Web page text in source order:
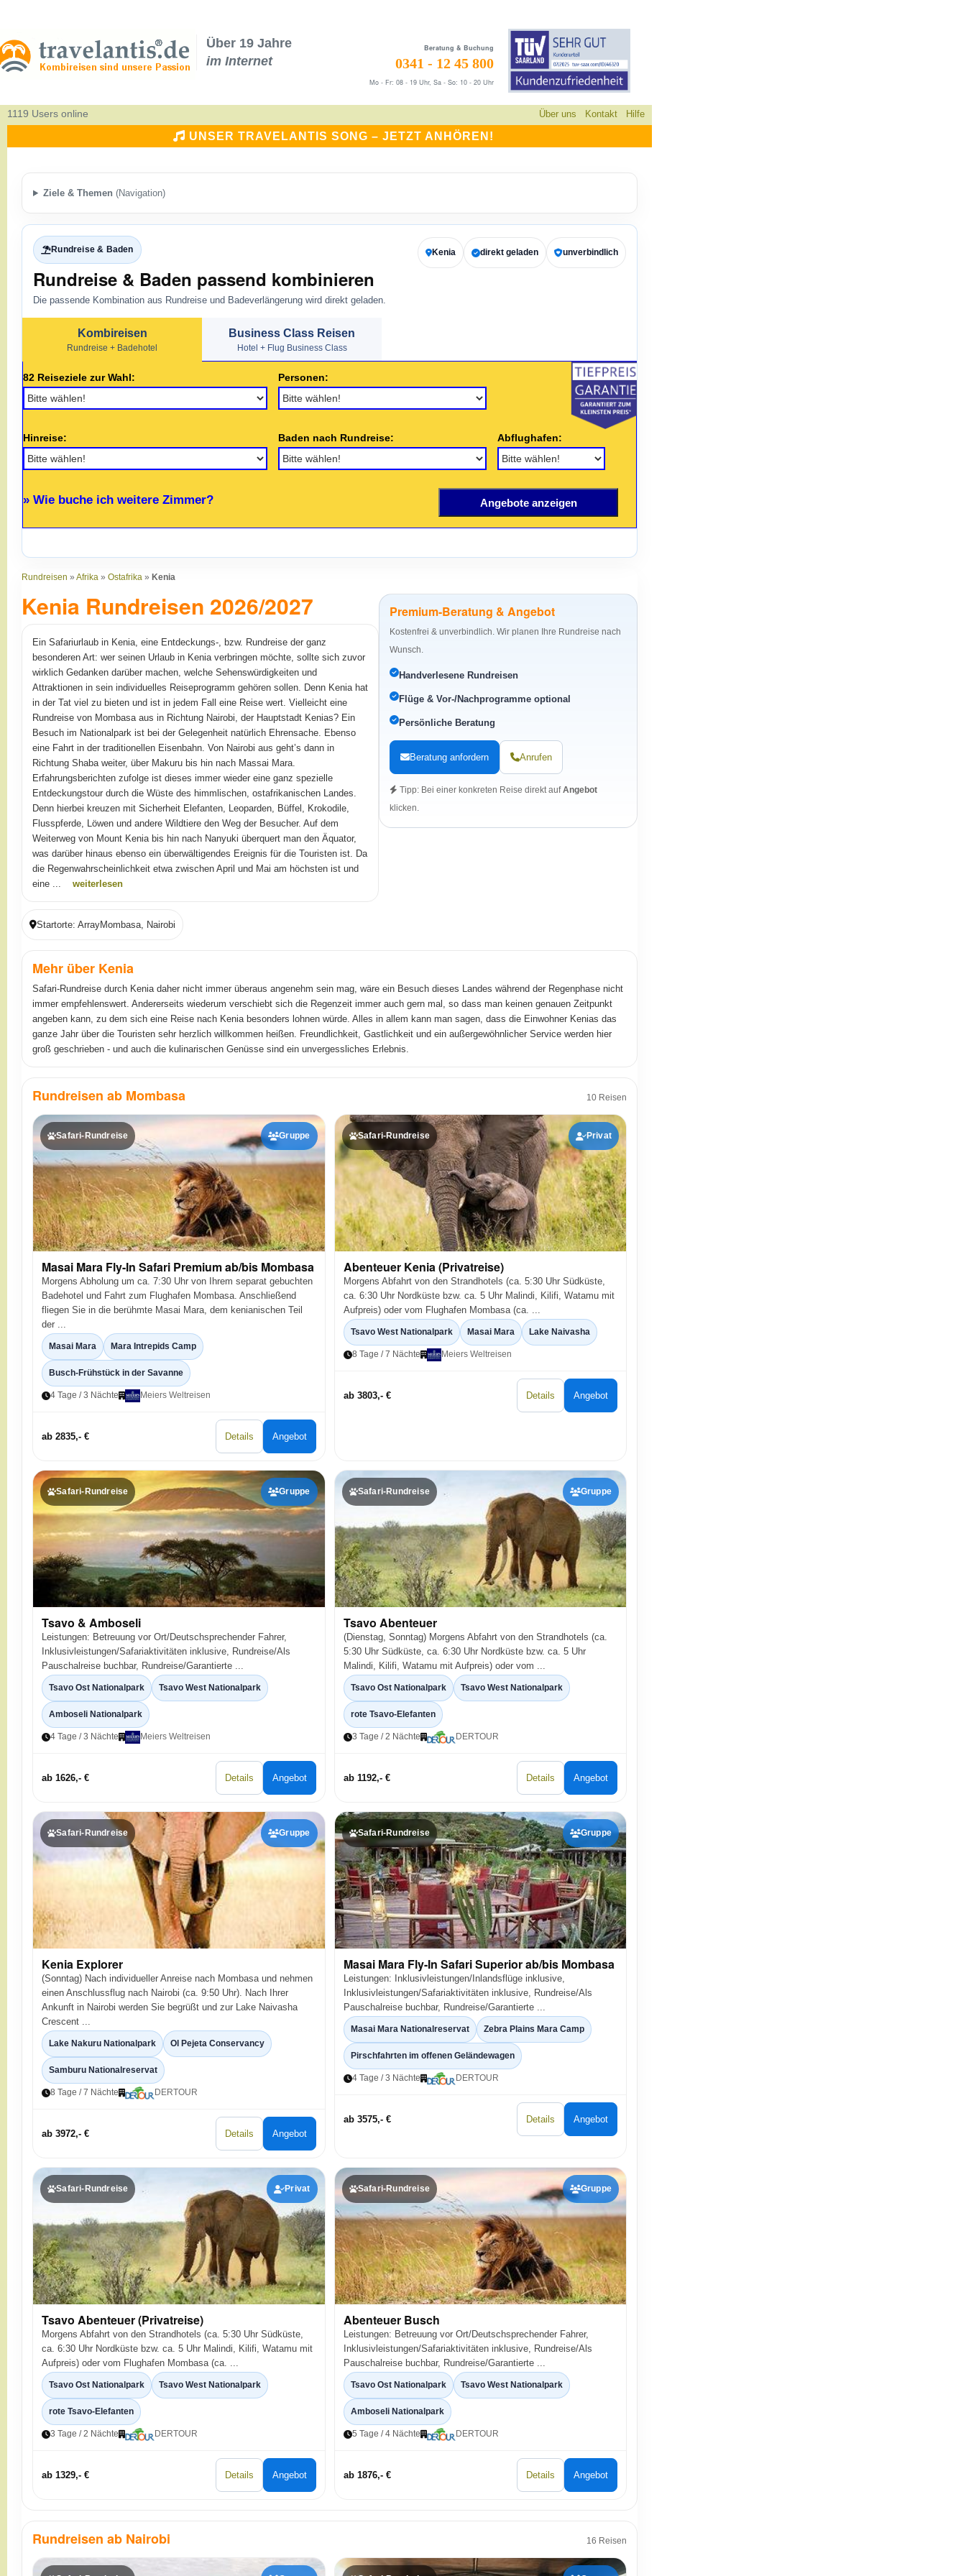
Über 19 Jahre
im Internet
Beratung & Buchung
0341 - 12 45 800
Mo - Fr: 08 - 19 Uhr, Sa - So: 10 - 20 Uhr
1119 Users online Über uns Kontakt Hilfe
UNSER TRAVELANTIS SONG – JETZT ANHÖREN!
Ziele & Themen (Navigation)
Rundreise & Baden
Rundreise & Baden passend kombinieren
Die passende Kombination aus Rundreise und Badeverlängerung wird direkt geladen.
Kenia direkt geladen unverbindlich
Kombireisen
Rundreise + Badehotel
Business Class Reisen
Hotel + Flug Business Class
82 Reiseziele zur Wahl: Personen:
Hinreise: Baden nach Rundreise: Abflughafen:
» Wie buche ich weitere Zimmer?
Rundreisen » Afrika » Ostafrika » Kenia
Kenia Rundreisen 2026/2027
Ein Safariurlaub in Kenia, eine Entdeckungs-, bzw. Rundreise der ganz
besonderen Art: wer seinen Urlaub in Kenia verbringen möchte, sollte sich zuvor
wirklich Gedanken darüber machen, welche Sehenswürdigkeiten und
Attraktionen in sein individuelles Reiseprogramm gehören sollen. Denn Kenia hat
in der Tat viel zu bieten und ist in jedem Fall eine Reise wert. Vielleicht eine
Rundreise von Mombasa aus in Richtung Nairobi, der Hauptstadt Kenias? Ein
Besuch im Nationalpark ist bei der Gelegenheit natürlich Ehrensache. Ebenso
eine Fahrt in der traditionellen Eisenbahn. Von Nairobi aus geht’s dann in
Richtung Shaba weiter, über Makuru bis hin nach Massai Mara.
Erfahrungsberichten zufolge ist dieses immer wieder eine ganz spezielle
Entdeckungstour durch die Wüste des himmlischen, ostafrikanischen Landes.
Denn hierbei kreuzen mit Sicherheit Elefanten, Leoparden, Büffel, Krokodile,
Flusspferde, Löwen und andere Wildtiere den Weg der Besucher. Auf dem
Weiterweg von Mount Kenia bis hin nach Nanyuki überquert man den Äquator,
was darüber hinaus ebenso ein überwältigendes Ereignis für die Touristen ist. Da
die Regenwahrscheinlichkeit etwa zwischen April und Mai am höchsten ist und
eine ... weiterlesen
Startorte: ArrayMombasa, Nairobi
Premium-Beratung & Angebot
Kostenfrei & unverbindlich. Wir planen Ihre Rundreise nach
Wunsch.
Handverlesene Rundreisen
Flüge & Vor-/Nachprogramme optional
Persönliche Beratung
Beratung anfordern Anrufen
Tipp: Bei einer konkreten Reise direkt aufAngebot
klicken.
Mehr über Kenia
Safari-Rundreise durch Kenia daher nicht immer überaus angenehm sein mag, wäre ein Besuch dieses Landes während der Regenphase nicht
immer empfehlenswert. Andererseits wiederum verschiebt sich die Regenzeit immer auch gern mal, so dass man keinen genauen Zeitpunkt
angeben kann, zu dem sich eine Reise nach Kenia besonders lohnen würde. Alles in allem kann man sagen, dass die Einwohner Kenias das
ganze Jahr über die Touristen sehr herzlich willkommen heißen. Freundlichkeit, Gastlichkeit und ein außergewöhnlicher Service werden hier
groß geschrieben - und auch die kulinarischen Genüsse sind ein unvergessliches Erlebnis.
Rundreisen ab Mombasa 10 Reisen
Safari-Rundreise Gruppe
Masai Mara Fly-In Safari Premium ab/bis Mombasa
Morgens Abholung um ca. 7:30 Uhr von Ihrem separat gebuchten
Badehotel und Fahrt zum Flughafen Mombasa. Anschließend
fliegen Sie in die berühmte Masai Mara, dem kenianischen Teil
der ...
Masai Mara Mara Intrepids Camp
Busch-Frühstück in der Savanne
4 Tage / 3 Nächte Meiers Weltreisen
ab 2835,- € Details Angebot
Safari-Rundreise Privat
Abenteuer Kenia (Privatreise)
Morgens Abfahrt von den Strandhotels (ca. 5:30 Uhr Südküste,
ca. 6:30 Uhr Nordküste bzw. ca. 5 Uhr Malindi, Kilifi, Watamu mit
Aufpreis) oder vom Flughafen Mombasa (ca. ...
Tsavo West Nationalpark Masai Mara Lake Naivasha
8 Tage / 7 Nächte Meiers Weltreisen
ab 3803,- € Details Angebot
Safari-Rundreise Gruppe
Tsavo & Amboseli
Leistungen: Betreuung vor Ort/Deutschsprechender Fahrer,
Inklusivleistungen/Safariaktivitäten inklusive, Rundreise/Als
Pauschalreise buchbar, Rundreise/Garantierte ...
Tsavo Ost Nationalpark Tsavo West Nationalpark
Amboseli Nationalpark
4 Tage / 3 Nächte Meiers Weltreisen
ab 1626,- € Details Angebot
Safari-Rundreise Gruppe
Tsavo Abenteuer
(Dienstag, Sonntag) Morgens Abfahrt von den Strandhotels (ca.
5:30 Uhr Südküste, ca. 6:30 Uhr Nordküste bzw. ca. 5 Uhr
Malindi, Kilifi, Watamu mit Aufpreis) oder vom ...
Tsavo Ost Nationalpark Tsavo West Nationalpark
rote Tsavo-Elefanten
3 Tage / 2 Nächte DERTOUR
ab 1192,- € Details Angebot
Safari-Rundreise Gruppe
Kenia Explorer
(Sonntag) Nach individueller Anreise nach Mombasa und nehmen
einen Anschlussflug nach Nairobi (ca. 9:50 Uhr). Nach Ihrer
Ankunft in Nairobi werden Sie begrüßt und zur Lake Naivasha
Crescent ...
Lake Nakuru Nationalpark Ol Pejeta Conservancy
Samburu Nationalreservat
8 Tage / 7 Nächte DERTOUR
ab 3972,- € Details Angebot
Safari-Rundreise Gruppe
Masai Mara Fly-In Safari Superior ab/bis Mombasa
Leistungen: Inklusivleistungen/Inlandsflüge inklusive,
Inklusivleistungen/Safariaktivitäten inklusive, Rundreise/Als
Pauschalreise buchbar, Rundreise/Garantierte ...
Masai Mara Nationalreservat Zebra Plains Mara Camp
Pirschfahrten im offenen Geländewagen
4 Tage / 3 Nächte DERTOUR
ab 3575,- € Details Angebot
Safari-Rundreise Privat
Tsavo Abenteuer (Privatreise)
Morgens Abfahrt von den Strandhotels (ca. 5:30 Uhr Südküste,
ca. 6:30 Uhr Nordküste bzw. ca. 5 Uhr Malindi, Kilifi, Watamu mit
Aufpreis) oder vom Flughafen Mombasa (ca. ...
Tsavo Ost Nationalpark Tsavo West Nationalpark
rote Tsavo-Elefanten
3 Tage / 2 Nächte DERTOUR
ab 1329,- € Details Angebot
Safari-Rundreise Gruppe
Abenteuer Busch
Leistungen: Betreuung vor Ort/Deutschsprechender Fahrer,
Inklusivleistungen/Safariaktivitäten inklusive, Rundreise/Als
Pauschalreise buchbar, Rundreise/Garantierte ...
Tsavo Ost Nationalpark Tsavo West Nationalpark
Amboseli Nationalpark
5 Tage / 4 Nächte DERTOUR
ab 1876,- € Details Angebot
Rundreisen ab Nairobi 16 Reisen